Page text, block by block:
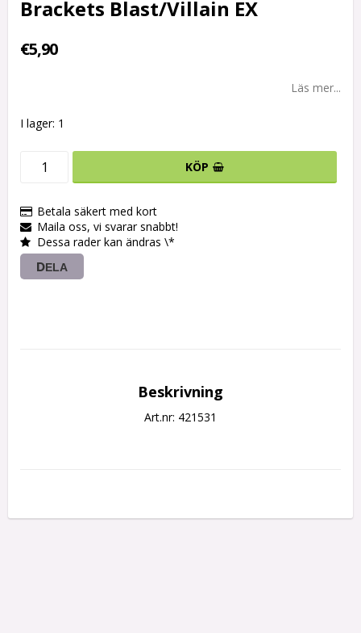
Brackets Blast/Villain EX
€5,90
Läs mer...
I lager: 1
KÖP
Betala säkert med kort
Maila oss, vi svarar snabbt!
Dessa rader kan ändras \*
DELA
Beskrivning
Art.nr: 421531